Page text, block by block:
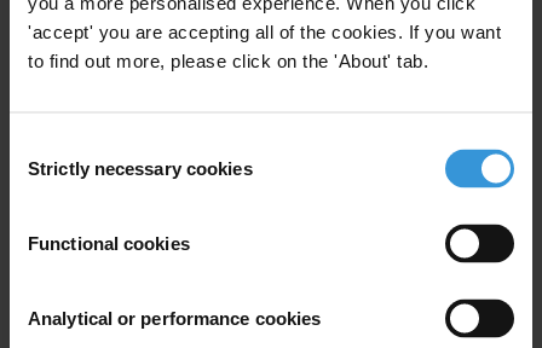
'accept' you are accepting all of the cookies. If you want
to find out more, please click on the 'About' tab.
Selection
Strictly necessary cookies
Functional cookies
Analytical or performance cookies
المكتب الإعلامي لسكرتاريا منظمة الشفافية الدولية
Transparency International Secretariat Press Office
First name*